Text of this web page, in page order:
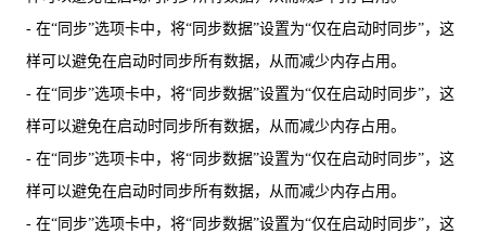
- 在“同步”选项卡中，将“同步数据”设置为“仅在启动时同步”，这
样可以避免在启动时同步所有数据，从而减少内存占用。
- 在“同步”选项卡中，将“同步数据”设置为“仅在启动时同步”，这
样可以避免在启动时同步所有数据，从而减少内存占用。
- 在“同步”选项卡中，将“同步数据”设置为“仅在启动时同步”，这
样可以避免在启动时同步所有数据，从而减少内存占用。
- 在“同步”选项卡中，将“同步数据”设置为“仅在启动时同步”，这